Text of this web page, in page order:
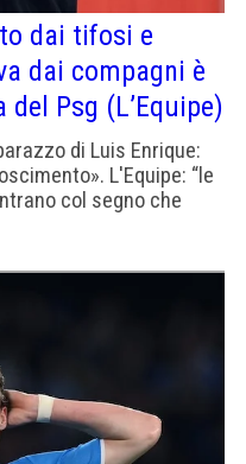
dai tifosi e
dai compagni è
del Psg (L’Equipe)
di Luis Enrique:
L'Equipe: “le
col segno che